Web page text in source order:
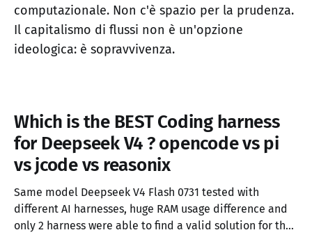
computazionale. Non c'è spazio per la prudenza.
Il capitalismo di flussi non è un'opzione
ideologica: è sopravvivenza.
Which is the BEST Coding harness
for Deepseek V4 ? opencode vs pi
vs jcode vs reasonix
Same model Deepseek V4 Flash 0731 tested with
different AI harnesses, huge RAM usage difference and
only 2 harness were able to find a valid solution for the